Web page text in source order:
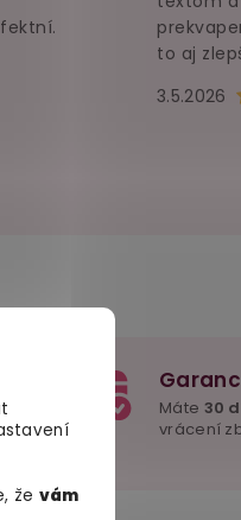
že vám
je 5 z 5 hvězdiček.
3.5.2026
to aj
Máte 30
vrácení